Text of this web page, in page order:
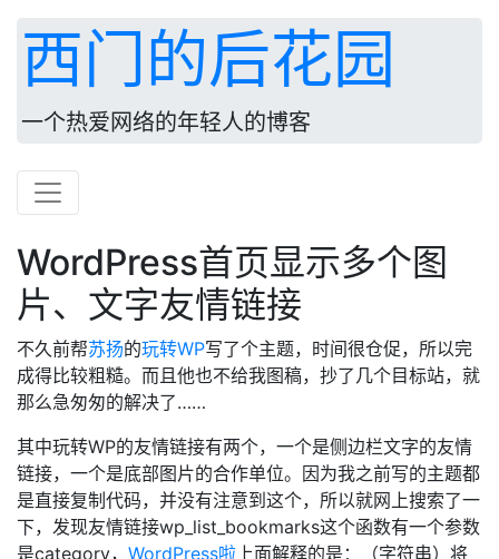
西门的后花园
一个热爱网络的年轻人的博客
WordPress首页显示多个图
片、文字友情链接
不久前帮苏扬的玩转WP写了个主题，时间很仓促，所以完
成得比较粗糙。而且他也不给我图稿，抄了几个目标站，就
那么急匆匆的解决了……
其中玩转WP的友情链接有两个，一个是侧边栏文字的友情
链接，一个是底部图片的合作单位。因为我之前写的主题都
是直接复制代码，并没有注意到这个，所以就网上搜索了一
下，发现友情链接wp_list_bookmarks这个函数有一个参数
是category， WordPress啦上面解释的是：（字符串）将